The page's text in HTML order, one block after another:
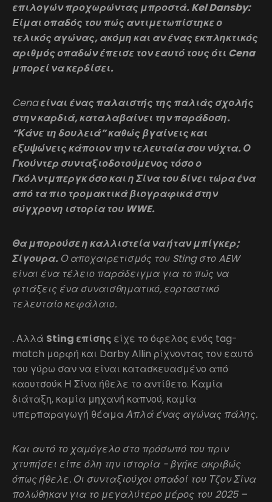
επιλογών προχωρώντας μπροστά. Kel Dansby:
Είμαι οπαδός του πώς αντιμετωπίστηκε ο
τελικός αγώνας, ακόμη και αν ένας εκπληκτικός
αριθμός οπαδών έπεισε τον εαυτό τους ότι Cena
μπορεί να κερδίσει.
Cenaείναι ένας παλαιστής της παλιάς σχολής
στην καρδιά, καταλαβαίνει την παράδοση.
“Κάνε τη δουλειά” καθώς βγαίνεις και
εξυψώνεις κάποιον την τελευταία σου νύχτα. Ο
Γκούντερ συνταξιοδοτούμενος τόσο ο
Γκόλντμπεργκ όσο και η Σίνα του δίνει τώρα ένα
από τα πιο τρομακτικά βιογραφικά στην
σύγχρονη ιστορία του WWE.
Θα μπορούσε η καλλιστεία να ήταν μπίγκερ;
Σίγουρα. Ο αποχαιρετισμός του Sting στο AEW
είναι ένα τέλειο παράδειγμα για το πώς να
φτιάξεις ένα συναισθηματικό, εορταστικό
τελευταίο κεφάλαιο.
.Αλλά Sting επίσης είχε το όφελος ενός tag-
match μορφή και Darby Allin ρίχνοντας τον εαυτό
του γύρω σαν να είναι κατασκευασμένο από
καουτσούκ Η Σίνα ήθελε το αντίθετο. Καμία
διάταξη, καμία μηχανή καπνού, καμία
υπερπαραγωγή θέαμαΑπλά ένας αγώνας πάλης.
Και αυτό το χαμόγελο στο πρόσωπό του πριν
χτυπήσει είπε όλη την ιστορία - βγήκε ακριβώς
όπως ήθελε. Οι συνταξιούχοι οπαδοί του Τζον Σίνα
πολώθηκαν για το μεγαλύτερο μέρος του 2025 –